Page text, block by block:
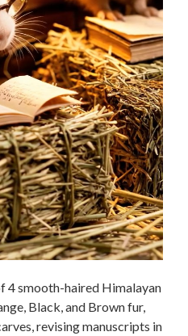
4 smooth-haired Himalayan
Black, and Brown fur,
revising manuscripts in